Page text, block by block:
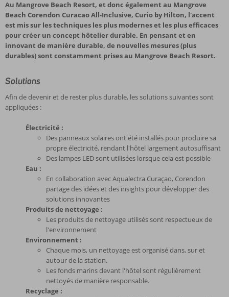
Au Mangrove Beach Resort, et donc également au Mangrove
Beach Corendon Curacao All-Inclusive, Curio by Hilton, l'accent
est mis sur les techniques les plus modernes et les plus efficaces
pour créer un concept hôtelier durable. En pensant et en
innovant de manière durable, de nouvelles mesures (plus
durables) sont constamment prises au Mangrove Beach Resort.
Solutions
Afin de devenir et de rester plus durable, les solutions suivantes sont
appliquées :
Électricité :
Des panneaux solaires ont été installés pour produire sa
propre électricité, rendant l'hôtel largement autosuffisant
Des lampes LED sont utilisées lorsque cela est possible
Eau :
En collaboration avec Aqualectra Curaçao, Corendon
partage des idées et des insights pour développer des
solutions innovantes
Produits de nettoyage :
Les produits de nettoyage utilisés sont respectueux de
l'environnement
Environnement :
Chaque mois, un nettoyage est organisé dans, sur et
autour de la station.
Les fonds marins devant l'hôtel sont régulièrement
nettoyés de manière responsable.
Recyclage :